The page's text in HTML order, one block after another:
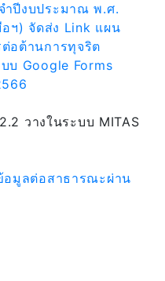
ำปีงบประมาณ พ.ศ.
ฯ) จัดส่ง Link แผน
อต้านการทุจริต
บ Google Forms
วางในระบบ MITAS
อมูลต่อสาธารณะผ่าน